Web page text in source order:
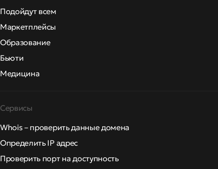
Подойдут всем
Маркетплейсы
Образование
Бьюти
Медицина
Сервисы
Whois – проверить данные домена
Определить IP адрес
Проверить порт на доступность